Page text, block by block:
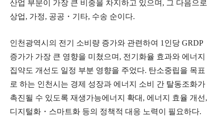
산업 부문이 가장 큰 비중을 차지하고 있으며, 그 다음으로
상업, 가정, 공공・기타, 수송 순이다.
인천광역시의 전기 소비량 증가와 관련하여 1인당 GRDP
증가가 가장 큰 영향을 미쳤으며, 전기화율 효과와 에너지
집약도 개선도 일정 부분 영향을 주었다. 탄소중립을 목표
로 하는 인천시는 경제 성장과 에너지 소비 간 탈동조화가
촉진될 수 있도록 재생가능에너지 확대, 에너지 효율 개선,
디지털화・스마트화 등의 정책적 대응 노력이 필요하다.